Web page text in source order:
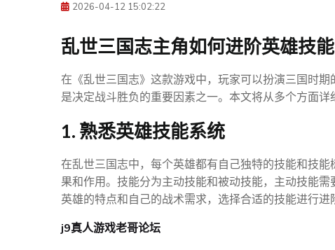
2026-04-12 15:02:22
乱世三国志主角如何进阶英雄技能
在《乱世三国志》这款游戏中，玩家可以扮演三国时
是决定战斗胜负的重要因素之一。本文将从多个方面详
1. 熟悉英雄技能系统
在乱世三国志中，每个英雄都有自己独特的技能和技
果和作用。技能分为主动技能和被动技能，主动技能
英雄的特点和自己的战术需求，选择合适的技能进行进
j9真人游戏老哥论坛